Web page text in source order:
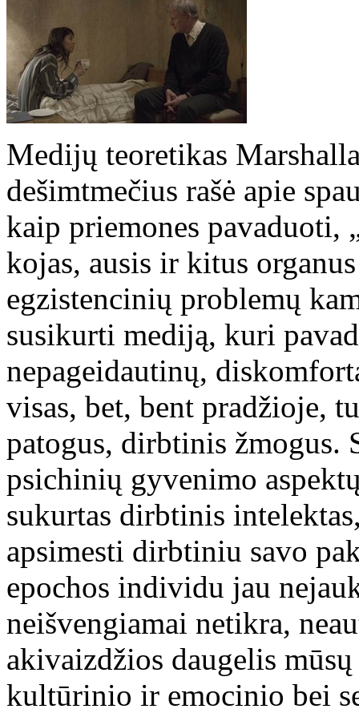
Medijų teoretikas
dešimtmečius rašė apie
kaip priemones pavaduoti,
kojas, ausis ir kitus
egzistencinių problemų
susikurti mediją, kuri
nepageidautinų,
visas, bet, bent pradžioje,
patogus, dirbtinis žmogus.
psichinių gyvenimo
sukurtas dirbtinis
apsimesti dirbtiniu savo
epochos individu jau
neišvengiamai netikra,
akivaizdžios daugelis
kultūrinio ir emocinio bei